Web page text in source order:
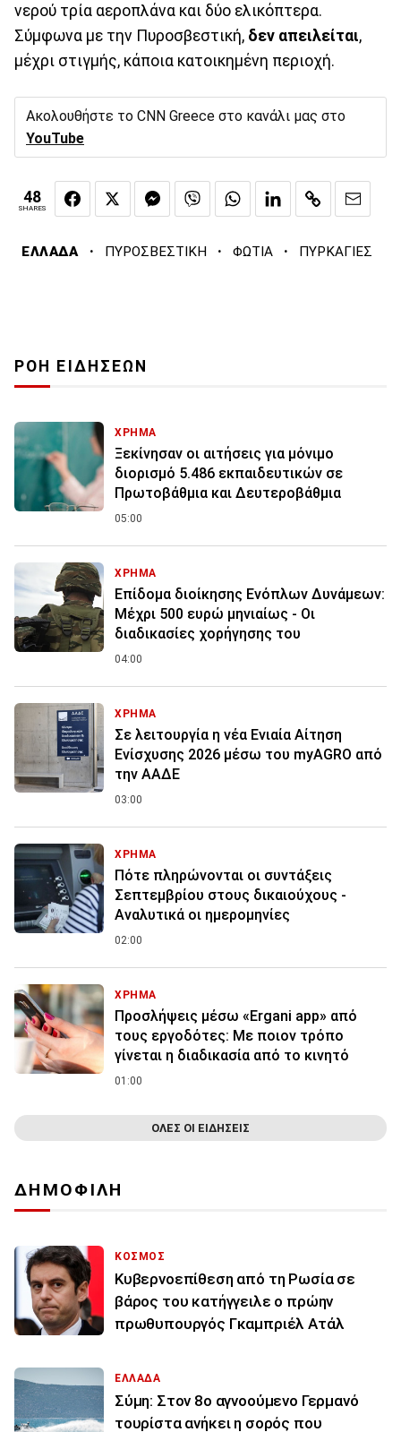
νερού τρία αεροπλάνα και δύο ελικόπτερα.
Σύμφωνα με την Πυροσβεστική, δεν απειλείται,
μέχρι στιγμής, κάποια κατοικημένη περιοχή.
Ακολουθήστε το CNN Greece στο κανάλι μας στο
YouTube
48
SHARES
ΕΛΛΑΔΑ · ΠΥΡΟΣΒΕΣΤΙΚΗ · ΦΩΤΙΑ · ΠΥΡΚΑΓΙΕΣ
ΡΟΗ ΕΙΔΗΣΕΩΝ
ΧΡΗΜΑ
Ξεκίνησαν οι αιτήσεις για μόνιμο
διορισμό 5.486 εκπαιδευτικών σε
Πρωτοβάθμια και Δευτεροβάθμια
05:00
ΧΡΗΜΑ
Επίδομα διοίκησης Ενόπλων Δυνάμεων:
Μέχρι 500 ευρώ μηνιαίως - Οι
διαδικασίες χορήγησης του
04:00
ΧΡΗΜΑ
Σε λειτουργία η νέα Ενιαία Αίτηση
Ενίσχυσης 2026 μέσω του myAGRO από
την ΑΑΔΕ
03:00
ΧΡΗΜΑ
Πότε πληρώνονται οι συντάξεις
Σεπτεμβρίου στους δικαιούχους -
Αναλυτικά οι ημερομηνίες
02:00
ΧΡΗΜΑ
Προσλήψεις μέσω «Ergani app» από
τους εργοδότες: Με ποιον τρόπο
γίνεται η διαδικασία από το κινητό
01:00
ΟΛΕΣ ΟΙ ΕΙΔΗΣΕΙΣ
ΔΗΜΟΦΙΛΗ
ΚΟΣΜΟΣ
Κυβερνοεπίθεση από τη Ρωσία σε
βάρος του κατήγγειλε ο πρώην
πρωθυπουργός Γκαμπριέλ Ατάλ
ΕΛΛΑΔΑ
Σύμη: Στον 8ο αγνοούμενο Γερμανό
τουρίστα ανήκει η σορός που